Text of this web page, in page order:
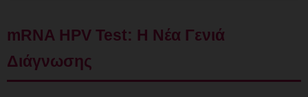
mRNA HPV Test: Η Νέα Γενιά
Διάγνωσης